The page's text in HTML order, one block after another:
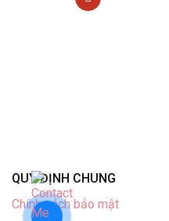
QUY ĐỊNH CHUNG
Chính sách bảo mật